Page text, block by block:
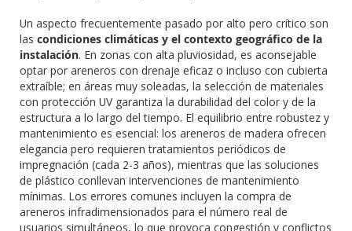
Un aspecto frecuentemente pasado por alto pero crítico son
las condiciones climáticas y el contexto geográfico de la
instalación. En zonas con alta pluviosidad, es aconsejable
optar por areneros con drenaje eficaz o incluso con cubierta
extraíble; en áreas muy soleadas, la selección de materiales
con protección UV garantiza la durabilidad del color y de la
estructura a lo largo del tiempo. El equilibrio entre robustez y
mantenimiento es esencial: los areneros de madera ofrecen
elegancia pero requieren tratamientos periódicos de
impregnación (cada 2-3 años), mientras que las soluciones
de plástico conllevan intervenciones de mantenimiento
mínimas. Los errores comunes incluyen la compra de
areneros infradimensionados para el número real de
usuarios simultáneos, lo que provoca congestión y conflictos